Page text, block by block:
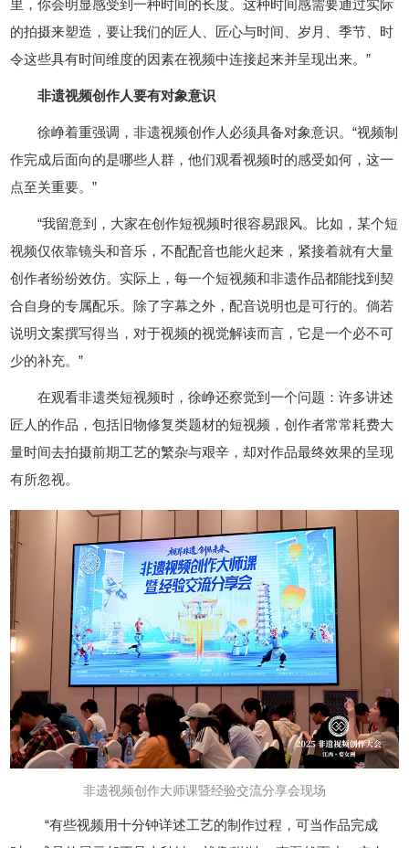
里，你会明显感受到一种时间的长度。这种时间感需要通过实际
的拍摄来塑造，要让我们的匠人、匠心与时间、岁月、季节、时
令这些具有时间维度的因素在视频中连接起来并呈现出来。”
非遗视频创作人要有对象意识
徐峥着重强调，非遗视频创作人必须具备对象意识。“视频制
作完成后面向的是哪些人群，他们观看视频时的感受如何，这一
点至关重要。”
“我留意到，大家在创作短视频时很容易跟风。比如，某个短
视频仅依靠镜头和音乐，不配配音也能火起来，紧接着就有大量
创作者纷纷效仿。实际上，每一个短视频和非遗作品都能找到契
合自身的专属配乐。除了字幕之外，配音说明也是可行的。倘若
说明文案撰写得当，对于视频的视觉解读而言，它是一个必不可
少的补充。”
在观看非遗类短视频时，徐峥还察觉到一个问题：许多讲述
匠人的作品，包括旧物修复类题材的短视频，创作者常常耗费大
量时间去拍摄前期工艺的繁杂与艰辛，却对作品最终效果的呈现
有所忽视。
非遗视频创作大师课暨经验交流分享会现场
“有些视频用十分钟详述工艺的制作过程，可当作品完成